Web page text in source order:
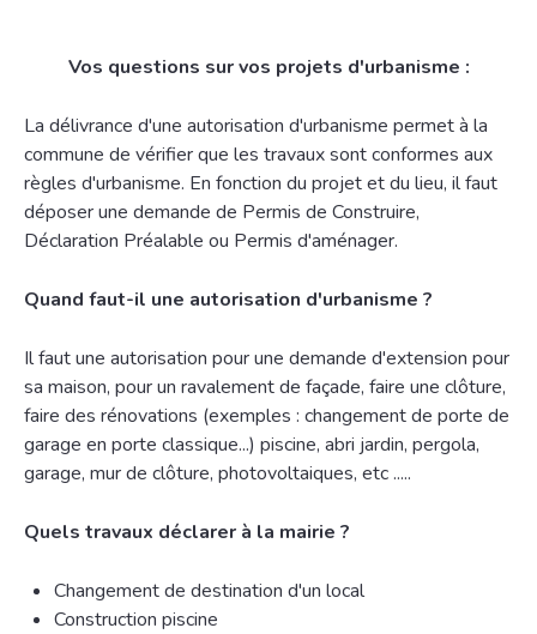
Vos questions sur vos projets d'urbanisme :
La délivrance d'une autorisation d'urbanisme permet à la
commune de vérifier que les travaux sont conformes aux
règles d'urbanisme. En fonction du projet et du lieu, il faut
déposer une demande de Permis de Construire,
Déclaration Préalable ou Permis d'aménager.
Quand faut-il une autorisation d'urbanisme ?
Il faut une autorisation pour une demande d'extension pour
sa maison, pour un ravalement de façade, faire une clôture,
faire des rénovations (exemples : changement de porte de
garage en porte classique...) piscine, abri jardin, pergola,
garage, mur de clôture, photovoltaiques, etc .....
Quels travaux déclarer à la mairie ?
Changement de destination d'un local
Construction piscine